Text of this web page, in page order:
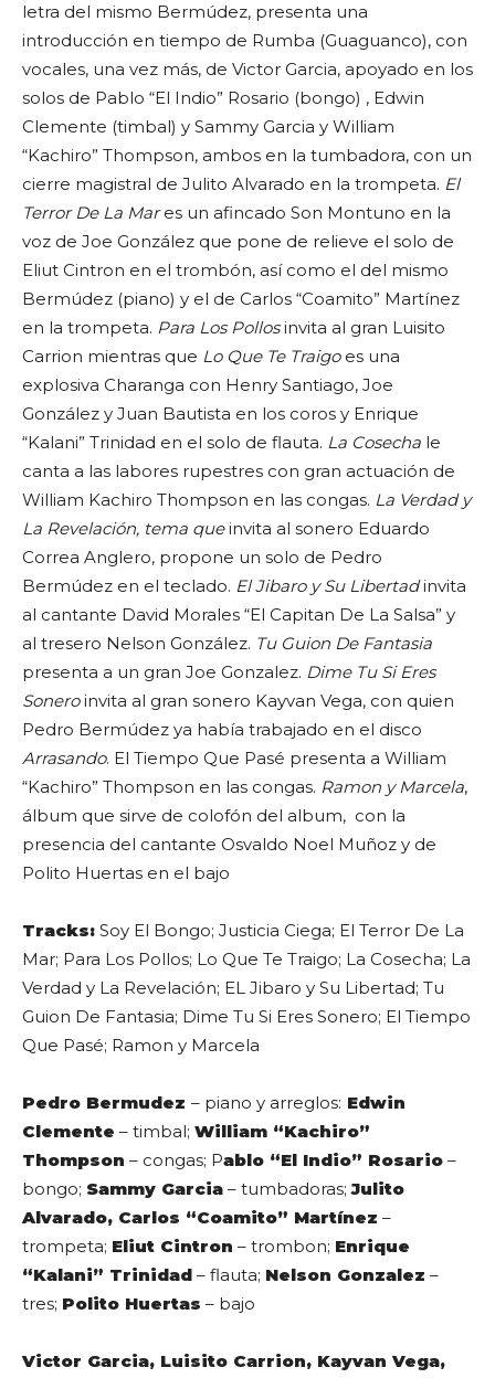
letra del mismo Bermúdez, presenta una
introducción en tiempo de Rumba (Guaguanco), con
vocales, una vez más, de Victor Garcia, apoyado en los
solos de Pablo “El Indio” Rosario (bongo) , Edwin
Clemente (timbal) y Sammy Garcia y William
“Kachiro” Thompson, ambos en la tumbadora, con un
cierre magistral de Julito Alvarado en la trompeta. El
Terror De La Mares un afincado Son Montuno en la
voz de Joe González que pone de relieve el solo de
Eliut Cintron en el trombón, así como el del mismo
Bermúdez (piano) y el de Carlos “Coamito” Martínez
en la trompeta. Para Los Pollosinvita al gran Luisito
Carrion mientras que Lo Que Te Traigoes una
explosiva Charanga con Henry Santiago, Joe
González y Juan Bautista en los coros y Enrique
“Kalani” Trinidad en el solo de flauta. La Cosecha le
canta a las labores rupestres con gran actuación de
William Kachiro Thompson en las congas. La Verdad y
La Revelación, tema queinvita al sonero Eduardo
Correa Anglero, propone un solo de Pedro
Bermúdez en el teclado. El Jibaro y Su Libertadinvita
al cantante David Morales “El Capitan De La Salsa” y
al tresero Nelson González. Tu Guion De Fantasia
presenta a un gran Joe Gonzalez. Dime Tu Si Eres
Soneroinvita al gran sonero Kayvan Vega, con quien
Pedro Bermúdez ya había trabajado en el disco
Arrasando. El Tiempo Que Pasé presenta a William
“Kachiro” Thompson en las congas. Ramon y Marcela,
álbum que sirve de colofón del album, con la
presencia del cantante Osvaldo Noel Muñoz y de
Polito Huertas en el bajo
Tracks: Soy El Bongo; Justicia Ciega; El Terror De La
Mar; Para Los Pollos; Lo Que Te Traigo; La Cosecha; La
Verdad y La Revelación; EL Jibaro y Su Libertad; Tu
Guion De Fantasia; Dime Tu Si Eres Sonero; El Tiempo
Que Pasé; Ramon y Marcela
Pedro Bermudez – piano y arreglos: Edwin
Clemente – timbal; William “Kachiro”
Thompson – congas; Pablo “El Indio” Rosario –
bongo; Sammy Garcia – tumbadoras;Julito
Alvarado, Carlos “Coamito” Martínez –
trompeta; Eliut Cintron – trombon; Enrique
“Kalani” Trinidad – flauta; Nelson Gonzalez –
tres; Polito Huertas – bajo
Victor Garcia, Luisito Carrion, Kayvan Vega,